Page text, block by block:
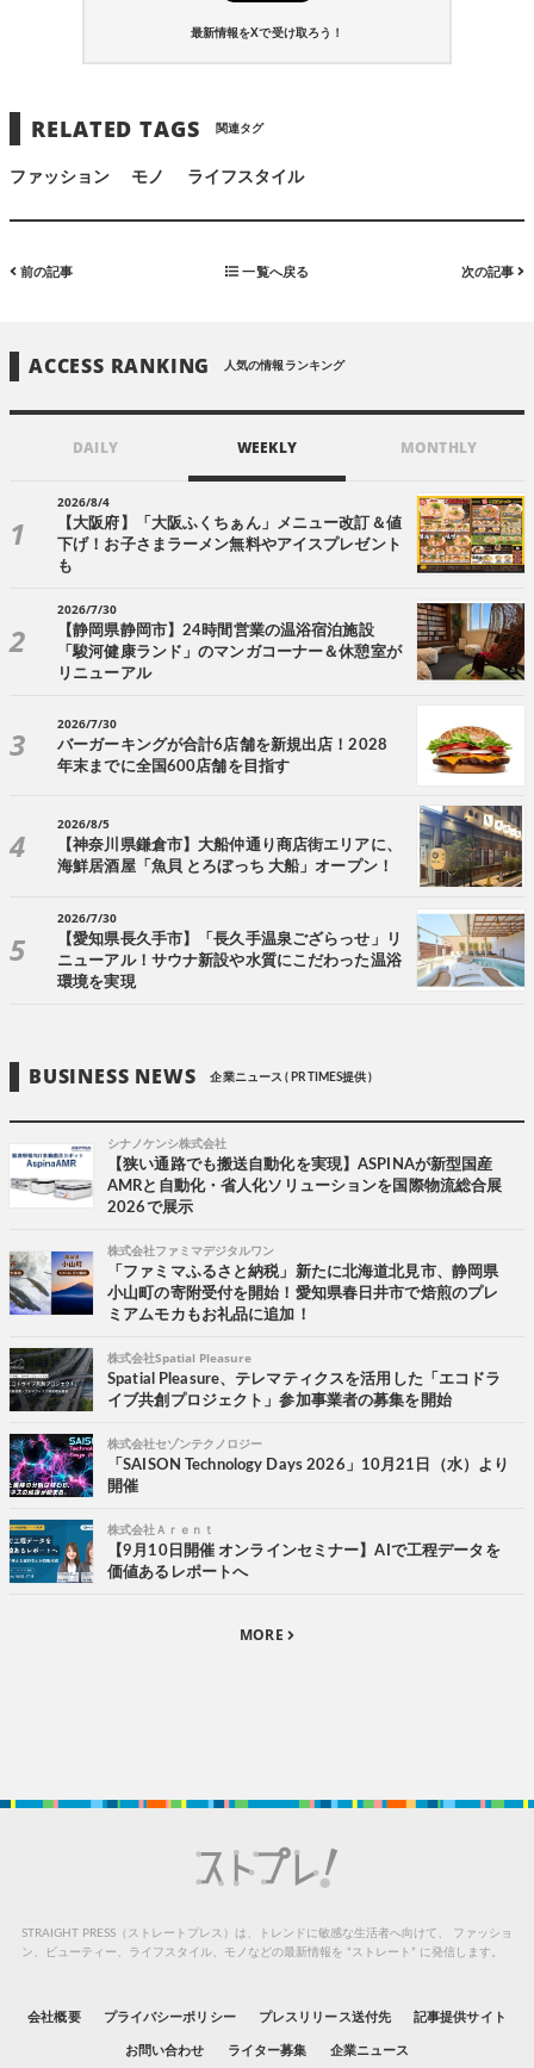
最新情報をXで受け取ろう！
RELATED TAGS 関連タグ
ファッション モノ ライフスタイル
前の記事 一覧へ戻る 次の記事
ACCESS RANKING 人気の情報ランキング
DAILY WEEKLY MONTHLY
2026/8/4
【大阪府】「大阪ふくちぁん」メニュー改訂＆値
下げ！お子さまラーメン無料やアイスプレゼント
も
2026/7/30
【静岡県静岡市】24時間営業の温浴宿泊施設
「駿河健康ランド」のマンガコーナー＆休憩室が
リニューアル
2026/7/30
バーガーキングが合計6店舗を新規出店！2028
年末までに全国600店舗を目指す
2026/8/5
【神奈川県鎌倉市】大船仲通り商店街エリアに、
海鮮居酒屋「魚貝 とろぼっち 大船」オープン！
2026/7/30
【愛知県長久手市】「長久手温泉ござらっせ」リ
ニューアル！サウナ新設や水質にこだわった温浴
環境を実現
BUSINESS NEWS 企業ニュース ( PR TIMES提供 )
シナノケンシ株式会社
【狭い通路でも搬送自動化を実現】ASPINAが新型国産
AMRと自動化・省人化ソリューションを国際物流総合展
2026で展示
株式会社ファミマデジタルワン
「ファミマふるさと納税」新たに北海道北見市、静岡県
小山町の寄附受付を開始！愛知県春日井市で焙煎のプレ
ミアムモカもお礼品に追加！
株式会社Spatial Pleasure
Spatial Pleasure、テレマティクスを活用した「エコドラ
イブ共創プロジェクト」参加事業者の募集を開始
株式会社セゾンテクノロジー
「SAISON Technology Days 2026」10月21日（水）より
開催
株式会社Ａｒｅｎｔ
【9月10日開催 オンラインセミナー】AIで工程データを
価値あるレポートへ
MORE
STRAIGHT PRESS（ストレートプレス）は、トレンドに敏感な生活者へ向けて、
ファッショ
ン、ビューティー、ライフスタイル、モノなどの最新情報を “ストレート” に発信します。
会社概要 プライバシーポリシー プレスリリース送付先 記事提供サイト
お問い合わせ ライター募集 企業ニュース